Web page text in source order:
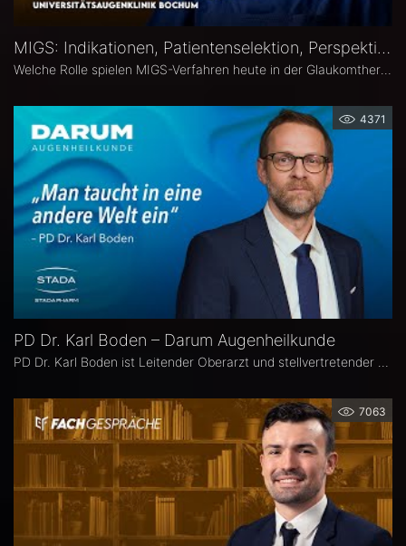
MIGS: Indikationen, Patientenselektion, Perspektiven – Atanas Bogoev, FEBO, MD
Welche Rolle spielen MIGS-Verfahren heute in der Glaukomtherapie? Atanas Bogoev, FEBO, MD, Oberarzt an der Universitätsaugenklinik Bochum spricht im Interview über Indikationen und Patientenselektion, den Stellenwert verschiedener MIGS-Verfahren im klinischen Alltag, realistische Therapieziele sowie Limitationen und zukünftige Entwicklungen der minimalinvasiven Glaukomchirurgie.
4371
PD Dr. Karl Boden – Darum Augenheilkunde
7063